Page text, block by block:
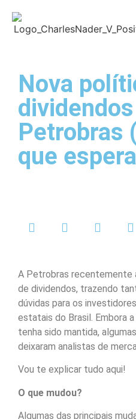
Nova
Petrobras
que
A Petrobras recentemente
de dividendos, trazendo
dúvidas para os
estatais do Brasil. Embora
tenha sido mantida,
deixaram analistas de
Vou te explicar tudo aqui!
O que mudou?
Algumas das principais